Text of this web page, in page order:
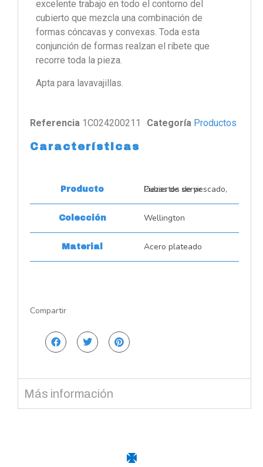
excelente trabajo en todo el contorno del
cubierto que mezcla una combinación de
formas cóncavas y convexas. Toda esta
conjunción de formas realzan el ribete que
recorre toda la pieza.
Apta para lavavajillas.
Referencia 1C024200211 Categoría Productos
Características
Producto Cubiertos de pescado, Piezas de servir
Colección Wellington
Material Acero plateado
Compartir
Más información